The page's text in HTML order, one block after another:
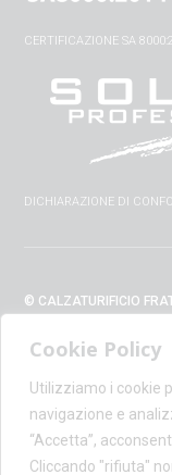
Cookie Policy
Utilizziamo i cookie
navigazione e
“Accetta”,
Cliccando "rifiuta"
CERTIFICAZIONE SA
DICHIARAZIONE DI
© CALZATURIFICIO
+39 0575 428129 - FAX
P.IVA IT00100020510 -
CAPITALE SOCIALE €